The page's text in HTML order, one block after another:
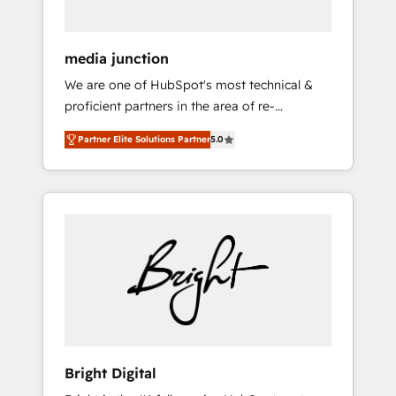
media junction
We are one of HubSpot's most technical &
proficient partners in the area of re-
platforming, website design & development.
We specialize in multi-hub implementations
for mid-market & enterprise companies. We
are woman-owned, powered by coffee, and
Impact Award 🏆2022 Technical Expertise
Impact Award 🏆2022 Platform Migration
Excellence Impact Award 🏆2020 Elite
Solutions Partner 🏆2019 Integrations
Website Design HubSpot Impact Award 🏆
Partner Elite Solutions Partner5.0
Bright Digital